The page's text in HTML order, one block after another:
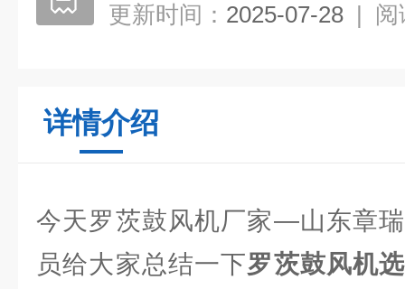
更新时间： 2025-07-28 | 阅
详情介绍
今天罗茨鼓风机厂家—山东章
员给大家总结一下罗茨鼓风机